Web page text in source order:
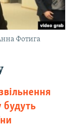
Фотига
будуть